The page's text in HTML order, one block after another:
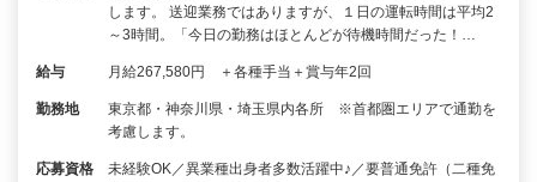
します。 送迎業務ではありますが、１日の運転時間は平均2
～3時間。「今日の勤務はほとんどが待機時間だった！…
給与 月給267,580円 ＋各種手当＋賞与年2回
勤務地
東京都・神奈川県・埼玉県内各所 ※首都圏エリアで通勤を
考慮します。
応募資格
未経験OK／異業種出身者多数活躍中♪／要普通免許（二種免